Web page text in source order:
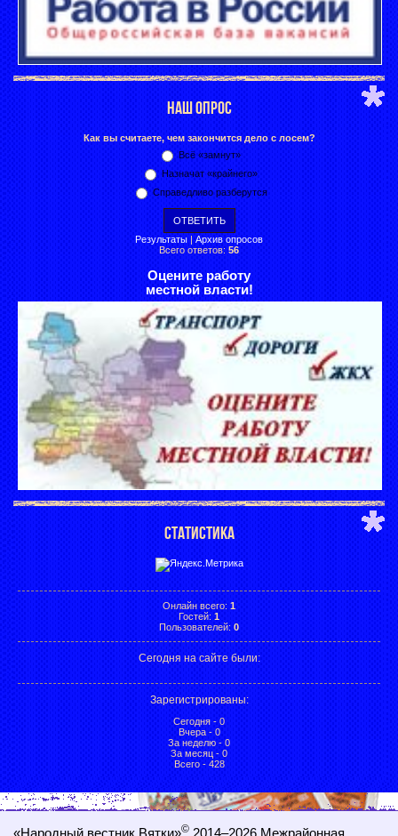
НАШ ОПРОС
Как вы считаете, чем закончится дело с лосем?
Всё «замнут»
Назначат «крайнего»
Справедливо разберутся
Результаты | Архив опросов
Всего ответов: 56
Оцените работу
местной власти!
СТАТИСТИКА
Онлайн всего: 1
Гостей: 1
Пользователей: 0
Сегодня на сайте были:
Зарегистрированы:
Сегодня - 0
Вчера - 0
За неделю - 0
За месяц - 0
Всего - 428
©